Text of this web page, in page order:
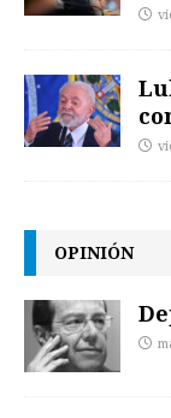
OPINIÓN